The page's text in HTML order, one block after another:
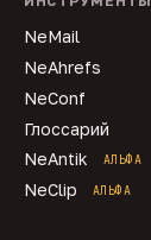
NeMail
NeAhrefs
NeConf
Глоссарий
NeAntik
АЛЬФА
NeClip АЛЬФА